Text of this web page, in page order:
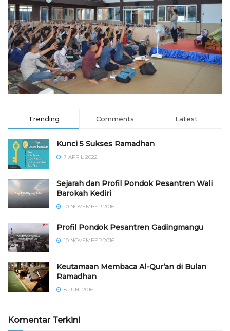
Trending Comments Latest
Kunci 5 Sukses Ramadhan
7 APRIL 2022
Sejarah dan Profil Pondok Pesantren Wali
Barokah Kediri
10 NOVEMBER 2016
⁠⁠⁠Profil Pondok Pesantren Gadingmangu
10 NOVEMBER 2016
Keutamaan Membaca Al-Qur’an di Bulan
Ramadhan
8 JUNI 2016
Komentar Terkini